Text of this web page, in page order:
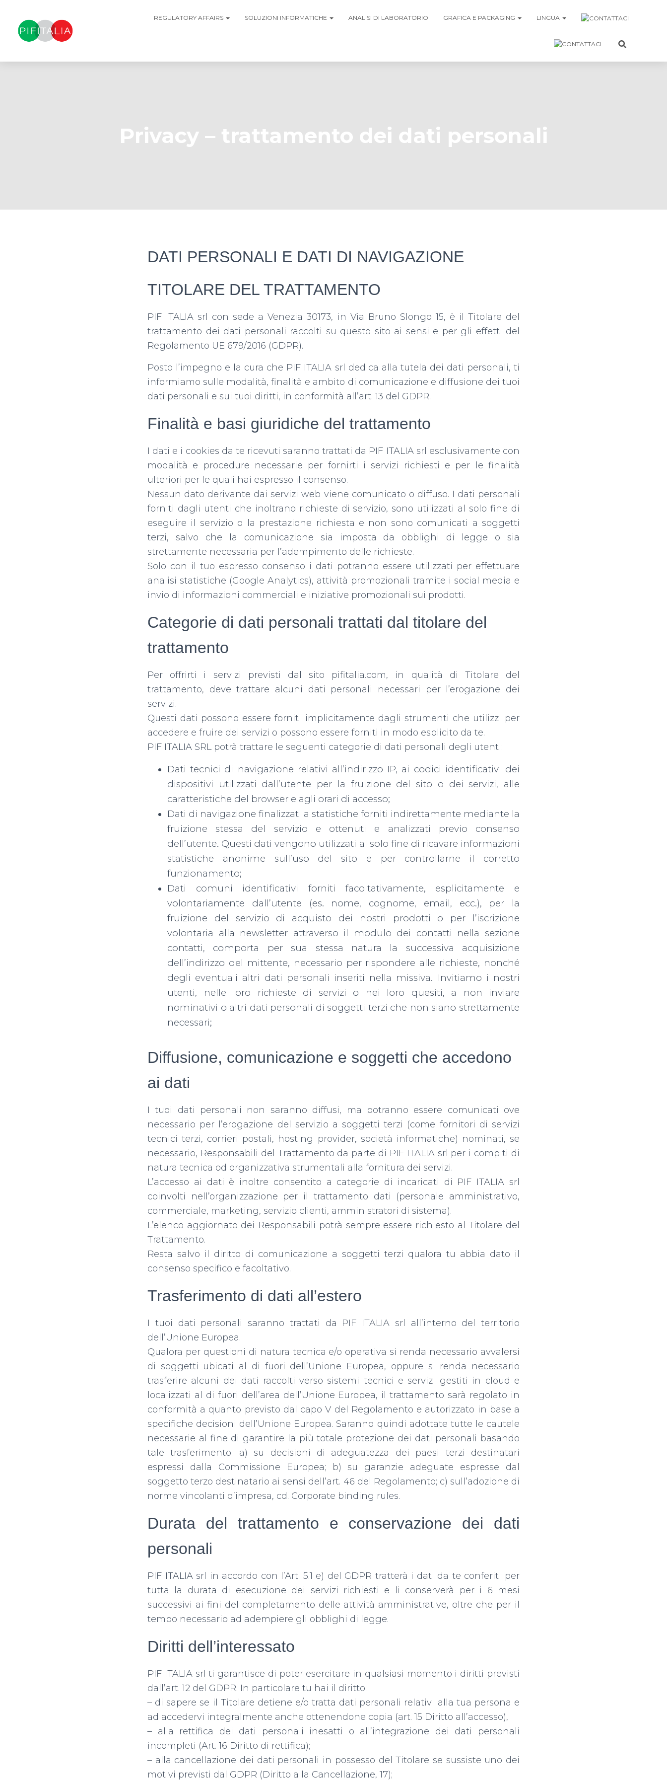
REGULATORY AFFAIRS SOLUZIONI INFORMATICHE ANALISI DI LABORATORIO GRAFICA E PACKAGING LINGUA
Privacy – trattamento dei dati personali
DATI PERSONALI E DATI DI NAVIGAZIONE
TITOLARE DEL TRATTAMENTO
PIF ITALIA srl con sede a Venezia 30173, in Via Bruno Slongo 15, è il Titolare del
trattamento dei dati personali raccolti su questo sito ai sensi e per gli effetti del
Regolamento UE 679/2016 (GDPR).
Posto l’impegno e la cura che PIF ITALIA srl dedica alla tutela dei dati personali, ti
informiamo sulle modalità, finalità e ambito di comunicazione e diffusione dei tuoi
dati personali e sui tuoi diritti, in conformità all’art. 13 del GDPR.
Finalità e basi giuridiche del trattamento
I dati e i cookies da te ricevuti saranno trattati da PIF ITALIA srl esclusivamente con
modalità e procedure necessarie per fornirti i servizi richiesti e per le finalità
ulteriori per le quali hai espresso il consenso.
Nessun dato derivante dai servizi web viene comunicato o diffuso. I dati personali
forniti dagli utenti che inoltrano richieste di servizio, sono utilizzati al solo fine di
eseguire il servizio o la prestazione richiesta e non sono comunicati a soggetti
terzi, salvo che la comunicazione sia imposta da obblighi di legge o sia
strettamente necessaria per l’adempimento delle richieste.
Solo con il tuo espresso consenso i dati potranno essere utilizzati per effettuare
analisi statistiche (Google Analytics), attività promozionali tramite i social media e
invio di informazioni commerciali e iniziative promozionali sui prodotti.
Categorie di dati personali trattati dal titolare del
trattamento
Per offrirti i servizi previsti dal sito pifitalia.com, in qualità di Titolare del
trattamento, deve trattare alcuni dati personali necessari per l’erogazione dei
servizi.
Questi dati possono essere forniti implicitamente dagli strumenti che utilizzi per
accedere e fruire dei servizi o possono essere forniti in modo esplicito da te.
PIF ITALIA SRL potrà trattare le seguenti categorie di dati personali degli utenti:
Dati tecnici di navigazione relativi all’indirizzo IP, ai codici identificativi dei
dispositivi utilizzati dall’utente per la fruizione del sito o dei servizi, alle
caratteristiche del browser e agli orari di accesso;
Dati di navigazione finalizzati a statistiche forniti indirettamente mediante la
fruizione stessa del servizio e ottenuti e analizzati previo consenso
dell’utente. Questi dati vengono utilizzati al solo fine di ricavare informazioni
statistiche anonime sull’uso del sito e per controllarne il corretto
funzionamento;
Dati comuni identificativi forniti facoltativamente, esplicitamente e
volontariamente dall’utente (es. nome, cognome, email, ecc.), per la
fruizione del servizio di acquisto dei nostri prodotti o per l’iscrizione
volontaria alla newsletter attraverso il modulo dei contatti nella sezione
contatti, comporta per sua stessa natura la successiva acquisizione
dell’indirizzo del mittente, necessario per rispondere alle richieste, nonché
degli eventuali altri dati personali inseriti nella missiva. Invitiamo i nostri
utenti, nelle loro richieste di servizi o nei loro quesiti, a non inviare
nominativi o altri dati personali di soggetti terzi che non siano strettamente
necessari;
Diffusione, comunicazione e soggetti che accedono
ai dati
I tuoi dati personali non saranno diffusi, ma potranno essere comunicati ove
necessario per l’erogazione del servizio a soggetti terzi (come fornitori di servizi
tecnici terzi, corrieri postali, hosting provider, società informatiche) nominati, se
necessario, Responsabili del Trattamento da parte di PIF ITALIA srl per i compiti di
natura tecnica od organizzativa strumentali alla fornitura dei servizi.
L’accesso ai dati è inoltre consentito a categorie di incaricati di PIF ITALIA srl
coinvolti nell’organizzazione per il trattamento dati (personale amministrativo,
commerciale, marketing, servizio clienti, amministratori di sistema).
L’elenco aggiornato dei Responsabili potrà sempre essere richiesto al Titolare del
Trattamento.
Resta salvo il diritto di comunicazione a soggetti terzi qualora tu abbia dato il
consenso specifico e facoltativo.
Trasferimento di dati all’estero
I tuoi dati personali saranno trattati da PIF ITALIA srl all’interno del territorio
dell’Unione Europea.
Qualora per questioni di natura tecnica e/o operativa si renda necessario avvalersi
di soggetti ubicati al di fuori dell’Unione Europea, oppure si renda necessario
trasferire alcuni dei dati raccolti verso sistemi tecnici e servizi gestiti in cloud e
localizzati al di fuori dell’area dell’Unione Europea, il trattamento sarà regolato in
conformità a quanto previsto dal capo V del Regolamento e autorizzato in base a
specifiche decisioni dell’Unione Europea. Saranno quindi adottate tutte le cautele
necessarie al fine di garantire la più totale protezione dei dati personali basando
tale trasferimento: a) su decisioni di adeguatezza dei paesi terzi destinatari
espressi dalla Commissione Europea; b) su garanzie adeguate espresse dal
soggetto terzo destinatario ai sensi dell’art. 46 del Regolamento; c) sull’adozione di
norme vincolanti d’impresa, cd. Corporate binding rules.
Durata del trattamento e conservazione dei dati
personali
PIF ITALIA srl in accordo con l’Art. 5.1 e) del GDPR tratterà i dati da te conferiti per
tutta la durata di esecuzione dei servizi richiesti e li conserverà per i 6 mesi
successivi ai fini del completamento delle attività amministrative, oltre che per il
tempo necessario ad adempiere gli obblighi di legge.
Diritti dell’interessato
PIF ITALIA srl ti garantisce di poter esercitare in qualsiasi momento i diritti previsti
dall’art. 12 del GDPR. In particolare tu hai il diritto:
– di sapere se il Titolare detiene e/o tratta dati personali relativi alla tua persona e
ad accedervi integralmente anche ottenendone copia (art. 15 Diritto all’accesso),
– alla rettifica dei dati personali inesatti o all’integrazione dei dati personali
incompleti (Art. 16 Diritto di rettifica);
– alla cancellazione dei dati personali in possesso del Titolare se sussiste uno dei
motivi previsti dal GDPR (Diritto alla Cancellazione, 17);